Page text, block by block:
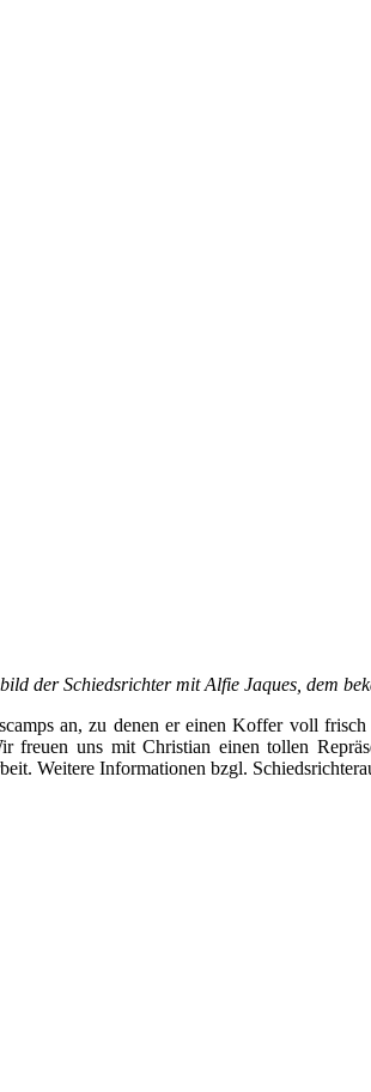
der Schiedsrichter mit Alfie Jaques, dem
an, zu denen er einen Koffer voll
freuen uns mit Christian einen tollen
Weitere Informationen bzgl.